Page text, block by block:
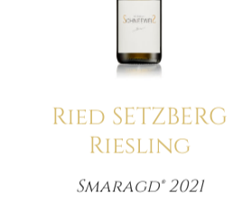
Ried SETZBERG
Riesling
Smaragd® 2021
Menge